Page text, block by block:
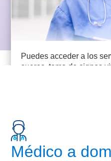
Puedes acceder a los
sueros, toma de signos
Médico a